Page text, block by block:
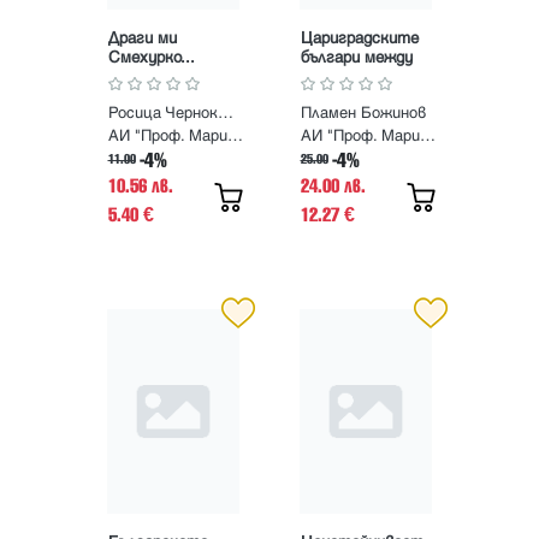
Драги ми
Смехурко...
Антология на
хумор за деца.
Том 1
Росица Чернокожева
АИ "Проф. Марин Дринов"
11.00 -4%
10.56 лв.
5.40 €
Цариградските
българи между
реформите и
революцията
1875–1877 г.
Пламен Божинов
АИ "Проф. Марин Дринов"
25.00 -4%
24.00 лв.
12.27€